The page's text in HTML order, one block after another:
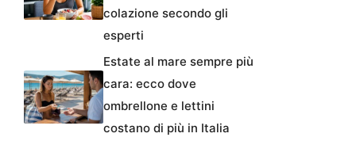
colazione secondo gli
esperti
Estate al mare sempre più
cara: ecco dove
ombrellone e lettini
costano di più in Italia